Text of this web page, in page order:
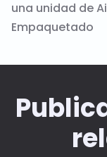
una unidad de
Empaquetado